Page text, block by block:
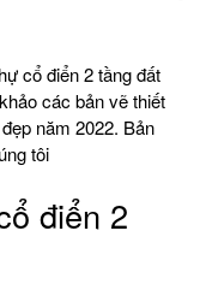
cổ điển 2 tầng đất
các bản vẽ thiết
năm 2022. Bản
tôi
điển 2